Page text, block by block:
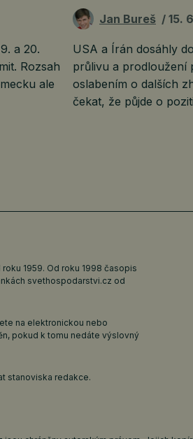
a 20.
Rozsah
ale
Jan Bureš 15.
USA a Írán dosáhly
průlivu a prodloužení
oslabením o dalších
čekat, že půjde o
1959. Od roku 1998 časopis
svethospodarstvi.cz od
na elektronickou nebo
pokud k tomu nedáte výslovný
stanoviska redakce.